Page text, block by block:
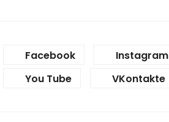
Facebook Instagram
You Tube
VKontakte